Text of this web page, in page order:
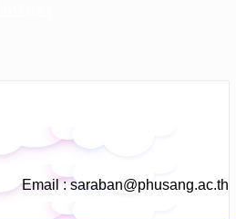
Email :saraban@phusang.ac.th